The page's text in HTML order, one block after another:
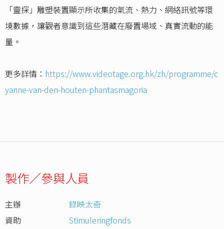
「靈探」雕塑裝置顯示所收集的氣流、熱力、網絡訊號等環
境數據，讓觀者意識到這些潛藏在廢置場域、真實流動的能
量。
更多詳情： https://www.videotage.org.hk/zh/programme/c
yanne-van-den-houten-phantasmagoria
製作／參與人員
主辦
錄映太奇
資助
Stimuleringfonds